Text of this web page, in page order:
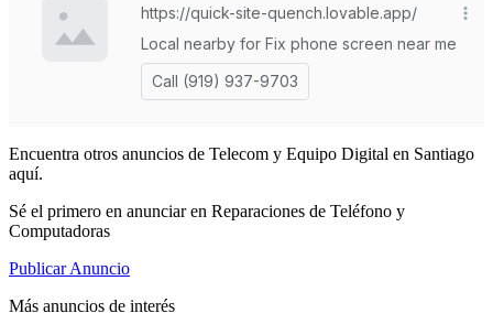
Encuentra otros anuncios de Telecom y Equipo Digital en Santiago
aquí.
Sé el primero en anunciar en Reparaciones de Teléfono y
Computadoras
Publicar Anuncio
Más anuncios de interés